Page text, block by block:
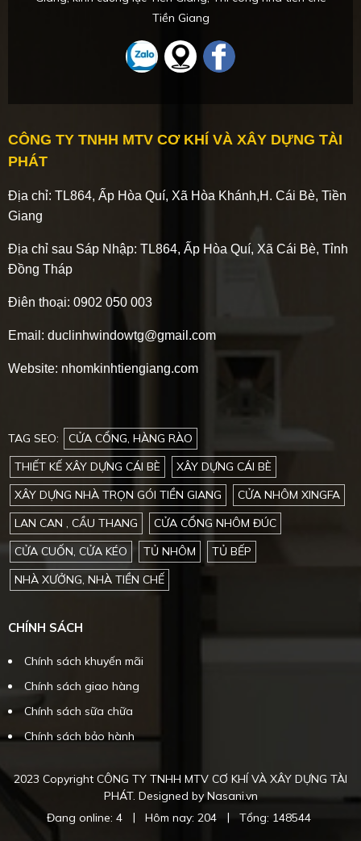
Tiền Giang
CÔNG TY TNHH MTV CƠ KHÍ VÀ XÂY DỰNG TÀI
PHÁT
Địa chỉ: TL864, Ấp Hòa Quí, Xã Hòa Khánh,H. Cái Bè, Tiền
Giang
Địa chỉ sau Sáp Nhập: TL864, Ấp Hòa Quí, Xã Cái Bè, Tỉnh
Đồng Tháp
Điên thoại: 0902 050 003
Email: duclinhwindowtg@gmail.com
Website: nhomkinhtiengiang.com
TAG SEO:
CỬA CỔNG, HÀNG RÀO
THIẾT KẾ XÂY DỰNG CÁI BÈ
XÂY DỰNG CÁI BÈ
XÂY DỰNG NHÀ TRỌN GÓI TIỀN GIANG
CỬA NHÔM XINGFA
LAN CAN , CẦU THANG
CỬA CỔNG NHÔM ĐÚC
CỬA CUỐN, CỬA KÉO
TỦ NHÔM
TỦ BẾP
NHÀ XƯỞNG, NHÀ TIỀN CHẾ
CHÍNH SÁCH
Chính sách khuyến mãi
Chính sách giao hàng
Chính sách sữa chữa
Chính sách bảo hành
2023 Copyright CÔNG TY TNHH MTV CƠ KHÍ VÀ XÂY DỰNG TÀI
PHÁT. Designed by Nasani.vn
Đang online: 4
| Hôm nay: 204 | Tổng: 148544